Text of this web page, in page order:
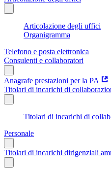
Articolazione degli uffici
Organigramma
Telefono e posta elettronica
Consulenti e collaboratori
Anagrafe prestazioni per la PA
Titolari di incarichi di
Titolari di incarichi di
Personale
Titolari di incarichi dirigenziali